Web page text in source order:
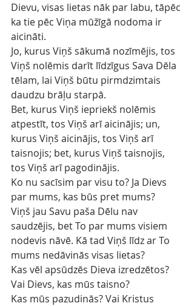
Dievu, visas lietas nāk par labu, tāpēc
ka tie pēc Viņa mūžīgā nodoma ir
aicināti.
Jo, kurus Viņš sākumā nozīmējis, tos
Viņš nolēmis darīt līdzīgus Sava Dēla
tēlam, lai Viņš būtu pirmdzimtais
daudzu brāļu starpā.
Bet, kurus Viņš iepriekš nolēmis
atpestīt, tos Viņš arī aicinājis; un,
kurus Viņš aicinājis, tos Viņš arī
taisnojis; bet, kurus Viņš taisnojis,
tos Viņš arī pagodinājis.
Ko nu sacīsim par visu to? Ja Dievs
par mums, kas būs pret mums?
Viņš jau Savu paša Dēlu nav
saudzējis, bet To par mums visiem
nodevis nāvē. Kā tad Viņš līdz ar To
mums nedāvinās visas lietas?
Kas vēl apsūdzēs Dieva izredzētos?
Vai Dievs, kas mūs taisno?
Kas mūs pazudinās? Vai Kristus